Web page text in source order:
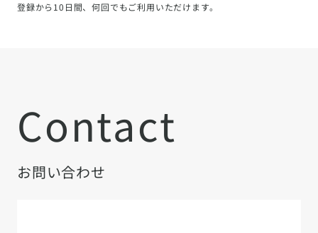
登録から10日間、何回でもご利用いただけます。
Contact
お問い合わせ